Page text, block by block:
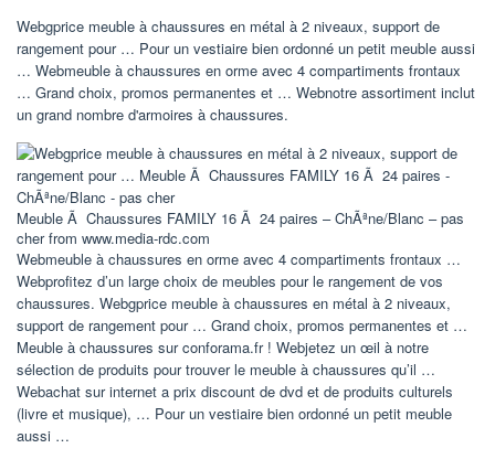
Webgprice meuble à chaussures en métal à 2 niveaux, support de
rangement pour … Pour un vestiaire bien ordonné un petit meuble aussi
… Webmeuble à chaussures en orme avec 4 compartiments frontaux
… Grand choix, promos permanentes et … Webnotre assortiment inclut
un grand nombre d'armoires à chaussures.
Meuble Ã Chaussures FAMILY 16 Ã 24 paires – ChÃªne/Blanc – pas
cher from www.media-rdc.com
Webmeuble à chaussures en orme avec 4 compartiments frontaux …
Webprofitez d’un large choix de meubles pour le rangement de vos
chaussures. Webgprice meuble à chaussures en métal à 2 niveaux,
support de rangement pour … Grand choix, promos permanentes et …
Meuble à chaussures sur conforama.fr ! Webjetez un œil à notre
sélection de produits pour trouver le meuble à chaussures qu’il …
Webachat sur internet a prix discount de dvd et de produits culturels
(livre et musique), … Pour un vestiaire bien ordonné un petit meuble
aussi …